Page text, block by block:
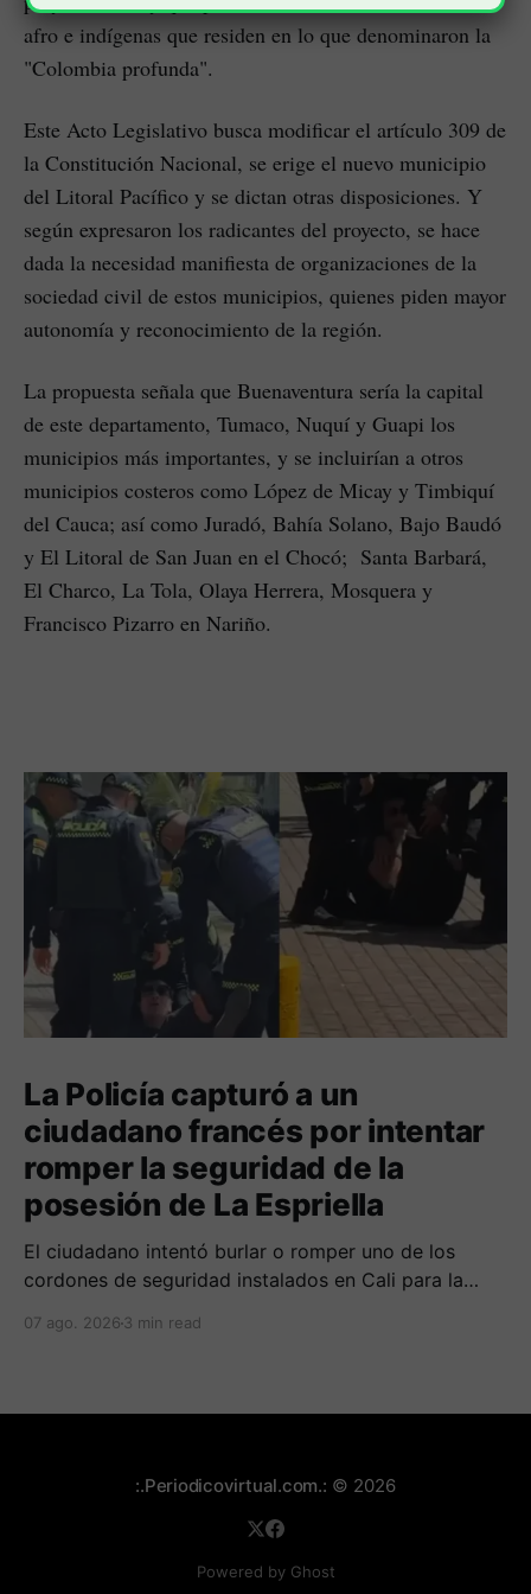
afro e indígenas que residen en lo que denominaron la
"Colombia profunda".
Este Acto Legislativo busca modificar el artículo 309 de
la Constitución Nacional, se erige el nuevo municipio
del Litoral Pacífico y se dictan otras disposiciones. Y
según expresaron los radicantes del proyecto, se hace
dada la necesidad manifiesta de organizaciones de la
sociedad civil de estos municipios, quienes piden mayor
autonomía y reconocimiento de la región.
La propuesta señala que Buenaventura sería la capital
de este departamento, Tumaco, Nuquí y Guapi los
municipios más importantes, y se incluirían a otros
municipios costeros como López de Micay y Timbiquí
del Cauca; así como Juradó, Bahía Solano, Bajo Baudó
y El Litoral de San Juan en el Chocó; Santa Barbará,
El Charco, La Tola, Olaya Herrera, Mosquera y
Francisco Pizarro en Nariño.
La Policía capturó a un
ciudadano francés por intentar
romper la seguridad de la
posesión de La Espriella
El ciudadano intentó burlar o romper uno de los
cordones de seguridad instalados en Cali para la
Espriella.
07 ago. 2026 3 min read
:.Periodicovirtual.com.: © 2026
Powered by Ghost